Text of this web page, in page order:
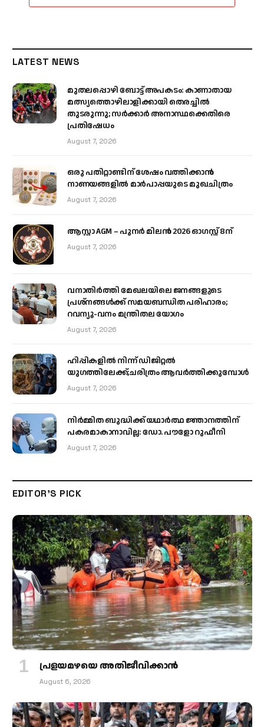
LATEST NEWS
മുതലപ്പൊഴി ബോട്ട് അപകടം: കാണാതായ
മത്സ്യത്തൊഴിലാളിക്കായി തെരച്ചിൽ
തുടരുന്നു; സർക്കാർ അനാസ്ഥക്കെതിരെ
പ്രതിഷേധം
August 7, 2026
ഒരു പതിറ്റാണ്ടിന് ശേഷം വത്തിക്കാൻ
നാണയങ്ങളിൽ മാർപാപ്പയുടെ മുഖചിത്രം
August 7, 2026
ആസ്റ്റാ AGM – പുനർ മിലൻ 2026 ഓഗസ്റ്റ് 8ന്
August 7, 2026
വനാതിർത്തി മേഖലയിലെ ജനങ്ങളുടെ
പ്രശ്നങ്ങൾക്ക് സമയബന്ധിത പരിഹാരം;
റവന്യൂ-വനം മന്ത്രിതല യോഗം
August 7, 2026
ഹിപ്പികളില്‍ നിന്ന് ഡിജിറ്റല്‍
യുഗത്തിലേക്ക്;ചരിത്രം ആവര്‍ത്തിക്കുമ്പോള്‍
August 7, 2026
നിർമ്മിത ബുദ്ധിക്ക് യഥാർത്ഥ ജ്ഞാനത്തിന്
പകരമാകാനാവില്ല: ഡോ. പൗളോ റുഫീനി
August 7, 2026
EDITOR'S PICK
പ്രളയമഴയെ അതിജീവിക്കാന്‍
August 6, 2026